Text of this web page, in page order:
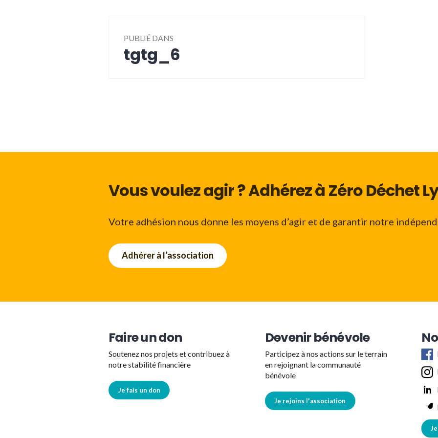
de
l’article
PUBLIÉ DANS
tgtg_6
Vous voulez agir ? Adhérez à Zéro Déchet
Votre adhésion nous donne les moyens d’agir et de garantir notre
Adhérer à l’association
Faire un don
Soutenez nos projets et contribuez à
notre stabilité financière
Je fais un don
Devenir bénévole
Participez à nos actions sur le terrain
en rejoignant la communauté
bénévole
Je rejoins l'association